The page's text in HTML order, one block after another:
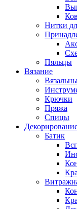
Нитки
Пяльцы
Вязание
Крючки
Пряжа
Спицы
Батик